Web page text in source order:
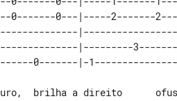
0-------0---|-----2-------
|---------